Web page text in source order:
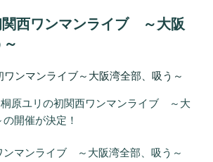
関西ワンマンライブ ～大阪
桐原ユリの初関西ワンマンライブ ～大
開催が決定！
ンマンライブ ～大阪湾全部、吸う～